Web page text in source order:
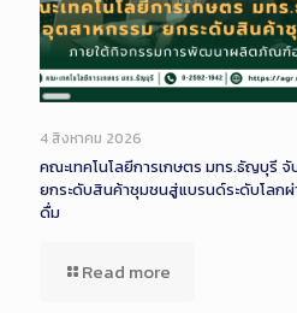
Long
Description
4 สิงหาคม 2026
คณะเทคโนโลยีการเกษตร มทร.ธัญบุรี
ยกระดับสินค้าชุมชนสู่แบรนด์ระดับโลกผ่
ดื่ม
Read more